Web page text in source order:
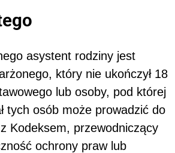
asystent rodziny jest
który nie ukończył 18
lub osoby, pod której
tych osób może prowadzić do
Kodeksem, przewodniczący
ochrony praw lub